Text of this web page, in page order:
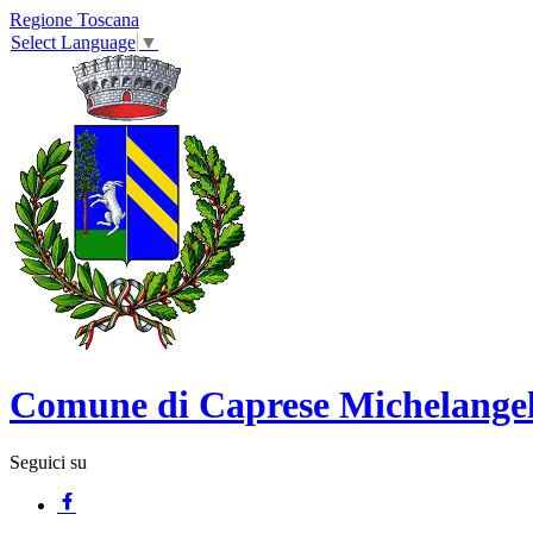
Regione Toscana
Select Language ▼
Comune di Caprese
Seguici su